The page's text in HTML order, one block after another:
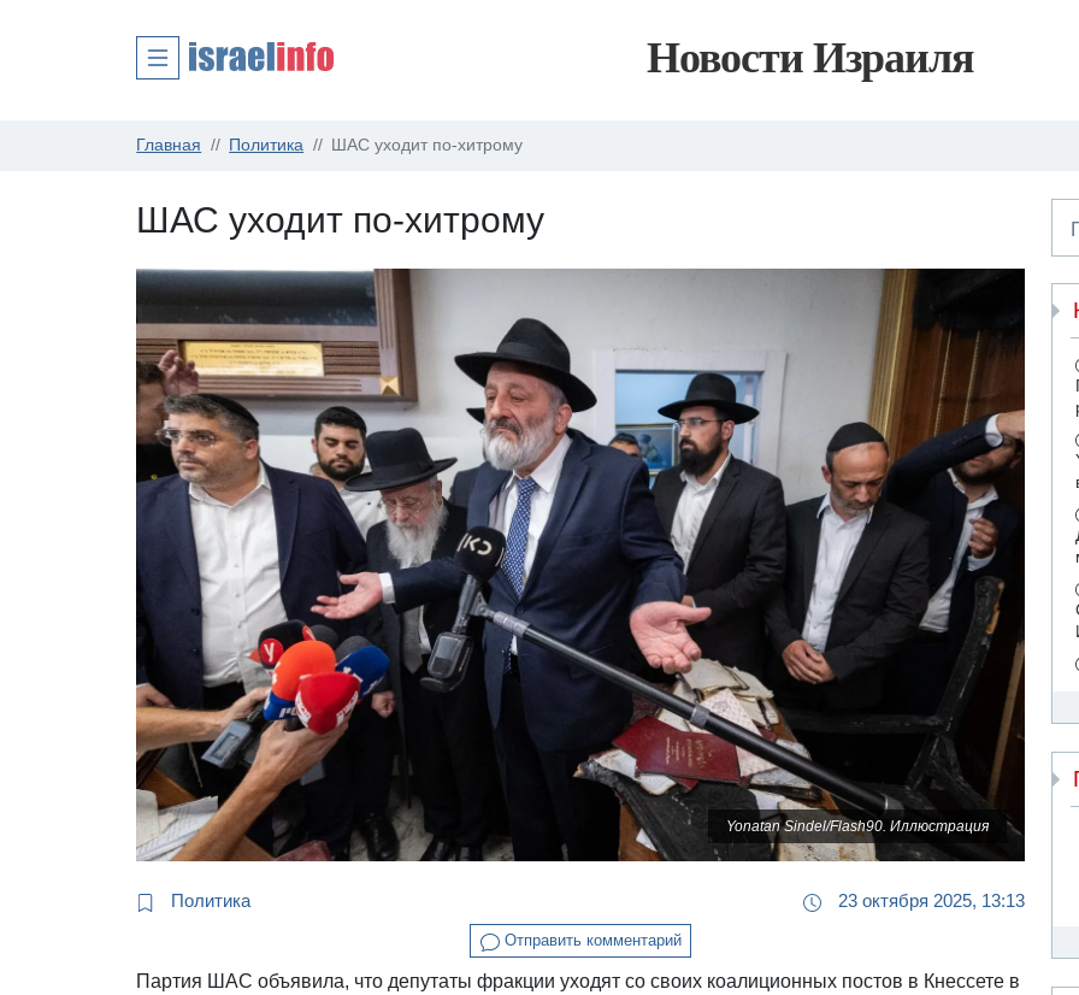
Новости Израиля
Главная Политика ШАС уходит по-хитрому
ШАС уходит по-хитрому
Yonatan Sindel/Flash90. Иллюстрация
Политика 23 октября 2025, 13:13
Отправить комментарий
Партия ШАС объявила, что депутаты фракции уходят со своих коалиционных постов в Кнессете в